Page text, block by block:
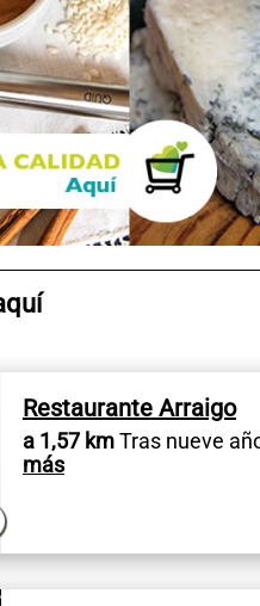
Restaurante Arraigo
a 1,57 kmTras nueve
más